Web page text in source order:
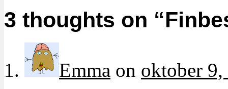
3 thoughts on “
Emma on oktober